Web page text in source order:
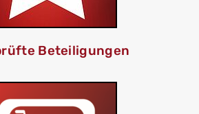
Beteiligungen